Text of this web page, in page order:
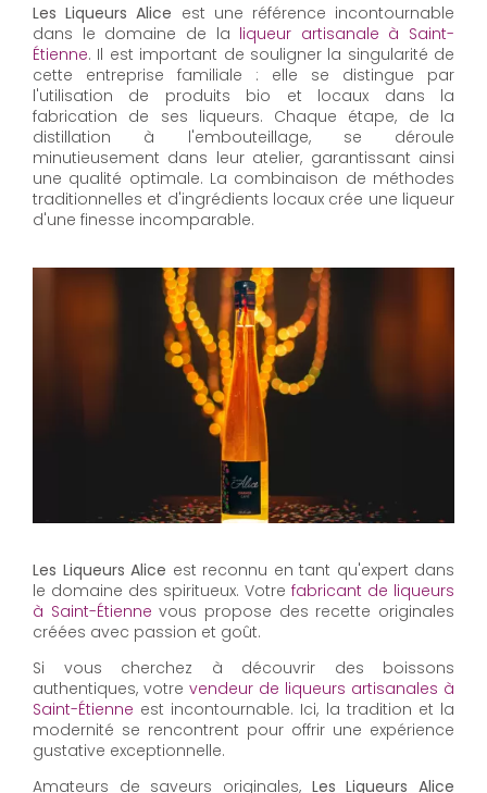
Les Liqueurs Alice est une référence incontournable
dans le domaine de la liqueur artisanale à Saint-
Étienne. Il est important de souligner la singularité de
cette entreprise familiale : elle se distingue par
l'utilisation de produits bio et locaux dans la
fabrication de ses liqueurs. Chaque étape, de la
distillation à l'embouteillage, se déroule
minutieusement dans leur atelier, garantissant ainsi
une qualité optimale. La combinaison de méthodes
traditionnelles et d'ingrédients locaux crée une liqueur
d'une finesse incomparable.
Les Liqueurs Alice est reconnu en tant qu'expert dans
le domaine des spiritueux. Votre fabricant de liqueurs
à Saint-Étienne vous propose des recette originales
créées avec passion et goût.
Si vous cherchez à découvrir des boissons
authentiques, votre vendeur de liqueurs artisanales à
Saint-Étienne est incontournable. Ici, la tradition et la
modernité se rencontrent pour offrir une expérience
gustative exceptionnelle.
Amateurs de saveurs originales, Les Liqueurs Alice